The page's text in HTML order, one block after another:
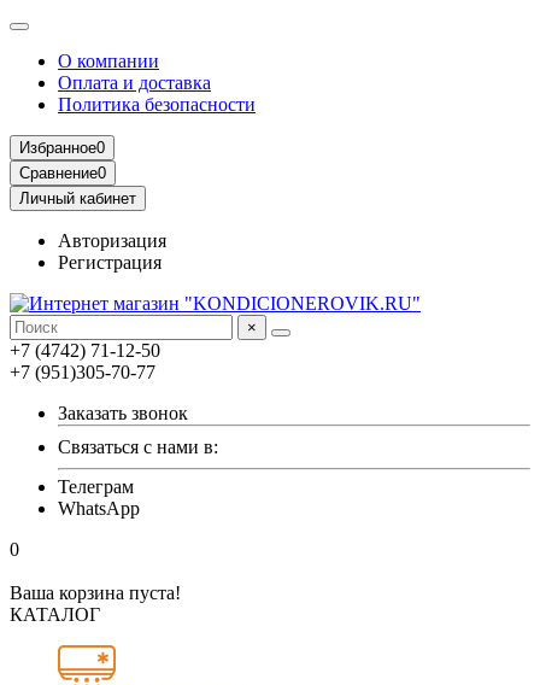
О компании
Оплата и доставка
Политика безопасности
Избранное0
Сравнение0
Личный кабинет
Авторизация
Регистрация
×
+7 (4742) 71-12-50
+7 (951)305-70-77
Заказать звонок
Связаться с нами в:
Телеграм
WhatsApp
0
Ваша корзина пуста!
КАТАЛОГ